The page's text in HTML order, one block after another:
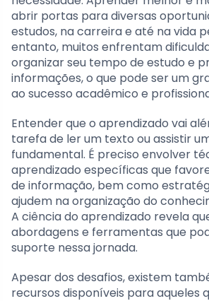
abrir portas para diversas
estudos, na carreira e até na vida
entanto, muitos enfrentam
organizar seu tempo de estudo e
informações, o que pode ser um
ao sucesso acadêmico e
Entender que o aprendizado vai
tarefa de ler um texto ou assistir
fundamental. É preciso envolver
aprendizado específicas que
de informação, bem como
ajudem na organização do
A ciência do aprendizado revela
abordagens e ferramentas que
suporte nessa jornada.
Apesar dos desafios, existem
recursos disponíveis para aqueles